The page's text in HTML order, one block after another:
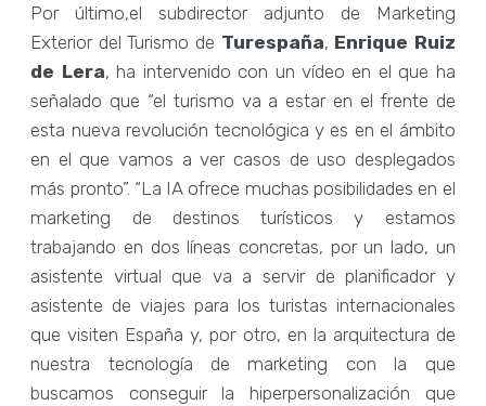
Por último,el subdirector adjunto de Marketing
Exterior del Turismo de Turespaña, Enrique Ruiz
de Lera, ha intervenido con un vídeo en el que ha
señalado que “el turismo va a estar en el frente de
esta nueva revolución tecnológica y es en el ámbito
en el que vamos a ver casos de uso desplegados
más pronto”. “La IA ofrece muchas posibilidades en el
marketing de destinos turísticos y estamos
trabajando en dos líneas concretas, por un lado, un
asistente virtual que va a servir de planificador y
asistente de viajes para los turistas internacionales
que visiten España y, por otro, en la arquitectura de
nuestra tecnología de marketing con la que
buscamos conseguir la hiperpersonalización que